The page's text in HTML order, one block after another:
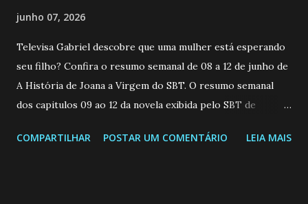
junho 07, 2026
Televisa Gabriel descobre que uma mulher está esperando
seu filho? Confira o resumo semanal de 08 a 12 de junho de
A História de Joana a Virgem do SBT. O resumo semanal
dos capitulos 09 ao 12 da novela exibida pelo SBT de
a Programação Semanal do SBT de 08/06/26 a 14/06/26
COMPARTILHAR POSTAR UM COMENTÁRIO LEIA MAIS